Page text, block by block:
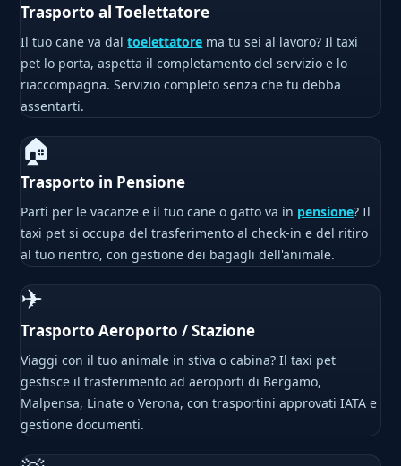
Trasporto al Toelettatore
Il tuo cane va daltoelettatore ma tu sei al lavoro? Il taxi
pet lo porta, aspetta il completamento del servizio e lo
riaccompagna. Servizio completo senza che tu debba
assentarti.
🏠
Trasporto in Pensione
Parti per le vacanze e il tuo cane o gatto va in pensione? Il
taxi pet si occupa del trasferimento al check-in e del ritiro
al tuo rientro, con gestione dei bagagli dell'animale.
✈
Trasporto Aeroporto / Stazione
Viaggi con il tuo animale in stiva o cabina? Il taxi pet
gestisce il trasferimento ad aeroporti di Bergamo,
Malpensa, Linate o Verona, con trasportini approvati IATA e
gestione documenti.